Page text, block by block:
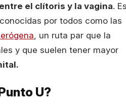
el clítoris y la vagina.
por todos como las
, un ruta par que la
y que suelen tener mayor
U?